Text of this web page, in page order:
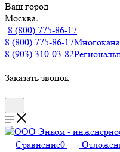
Ваш город
Москва
8 (800) 775-86-17
8 (800) 775-86-17
8 (903) 310-03-82
Заказать звонок
Сравнение0